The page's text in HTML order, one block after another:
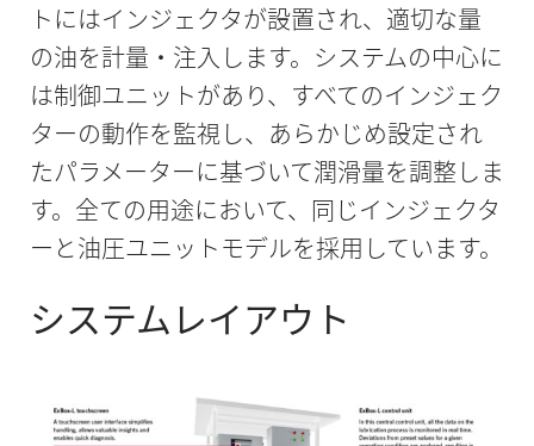
トにはインジェクタが設置され、適切な量
の油を計量・注入します。システムの中心に
は制御ユニットがあり、すべてのインジェク
ターの動作を監視し、あらかじめ設定され
たパラメーターに基づいて潤滑量を調整しま
す。全ての用途において、同じインジェクタ
ーと油圧ユニットモデルを採用しています。
システムレイアウト